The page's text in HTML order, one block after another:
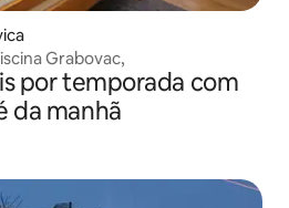
Grabovac,
por temporada com
da manhã